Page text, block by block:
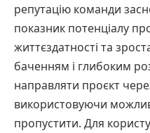
репутацію команди
показник потенціалу
життєздатності та
баченням і глибоким
направляти проєкт
використовуючи
пропустити. Для